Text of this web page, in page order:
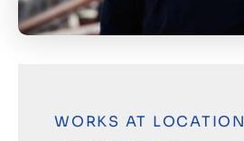
WORKS AT LOCATION